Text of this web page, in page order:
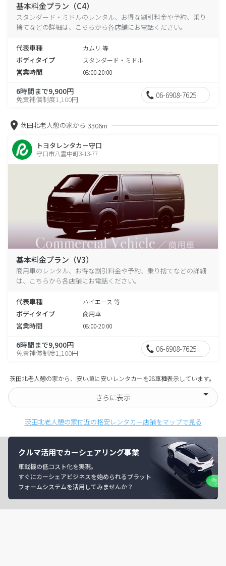
基本料金プラン（C4）
スタンダード・ミドルのレンタル、お得な割引料金や予約、乗り
捨てなどの詳細は、こちらから各店舗にお電話ください。
代表車種 カムリ 等
ボディタイプ スタンダード・ミドル
営業時間 08:00-20:00
6時間まで9,900円
免責補償制度1,100円 06-6908-7625
茨田北老人憩の家から 3306m
トヨタレンタカー守口
守口市八雲中町3-13-77
基本料金プラン（V3）
商用車のレンタル、お得な割引料金や予約、乗り捨てなどの詳細
は、こちらから各店舗にお電話ください。
代表車種 ハイエース 等
ボディタイプ 商用車
営業時間 08:00-20:00
6時間まで9,900円
免責補償制度1,100円 06-6908-7625
茨田北老人憩の家から、安い順に安いレンタカーを28車種表示しています。
さらに表示
茨田北老人憩の家付近の格安レンタカー店舗をマップで見る
クルマ活用でカーシェアリング事業
車載機の低コスト化を実現。
すぐにカーシェアビジネスを始められるプラット
フォームシステムを活用してみませんか？